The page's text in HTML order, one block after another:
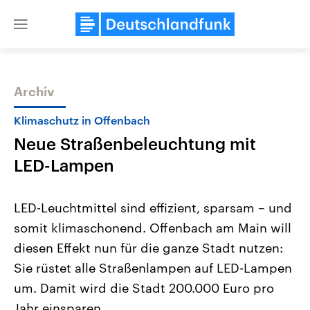
Close
Themen
Landtagswahl Sachsen-Anhalt
2026
Alle Informationen
Sachsen-Anhalt wählt am 6.
September 2026 einen neuen
Landtag. Seit 2021 wird das
Bundesland von einer Koalition aus
USA
Aktuelle Beiträge,
Hintergründe
Wirtschaftlich und
gehören die Vereinigten
den mächtigsten Ländern
Archiv
Klimaschutz in Offenbach
Neue Straßenbeleuchtung mit
LED-Lampen
LED-Leuchtmittel sind effizient, sparsam – und
somit klimaschonend. Offenbach am Main will
diesen Effekt nun für die ganze Stadt nutzen:
Sie rüstet alle Straßenlampen auf LED-Lampen
um. Damit wird die Stadt 200.000 Euro pro